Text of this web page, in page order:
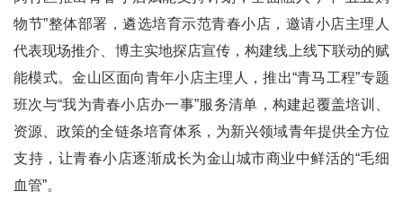
物节”整体部署，遴选培育示范青春小店，邀请小店主理人
代表现场推介、博主实地探店宣传，构建线上线下联动的赋
能模式。金山区面向青年小店主理人，推出“青马工程”专题
班次与“我为青春小店办一事”服务清单，构建起覆盖培训、
资源、政策的全链条培育体系，为新兴领域青年提供全方位
支持，让青春小店逐渐成长为金山城市商业中鲜活的“毛细
血管”。